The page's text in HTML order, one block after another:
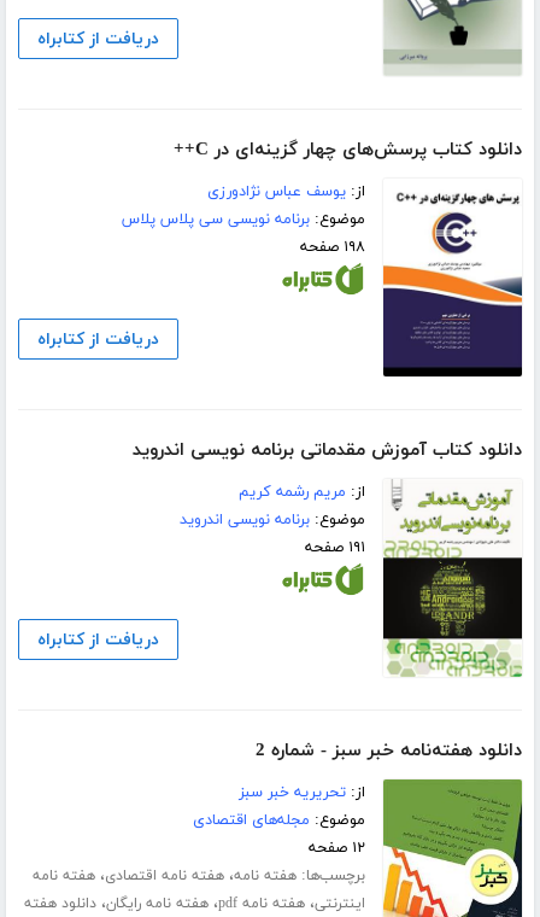
دریافت از کتابراه
دانلود کتاب پرسش‌های چهار گزینه‌ای در C++
از:یوسف عباس نژادورزی
موضوع:برنامه نویسی سی پلاس پلاس
۱۹۸ صفحه
دریافت از کتابراه
دانلود کتاب آموزش مقدماتی برنامه نویسی اندروید
از: مریم رشمه کریم
موضوع:برنامه نویسی اندروید
۱۹۱ صفحه
دریافت از کتابراه
دانلود هفته‌نامه خبر سبز - شماره 2
از:تحریریه خبر سبز
موضوع: مجله‌های اقتصادی
۱۲ صفحه
برچسب‌ها:هفته نامه،هفته نامه اقتصادی،هفته نامه
اینترنتی،هفته نامه pdf ،هفته نامه رایگان،دانلود هفته